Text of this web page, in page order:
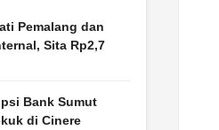
Pemalang dan
Sita Rp2,7
Bank Sumut
di Cinere